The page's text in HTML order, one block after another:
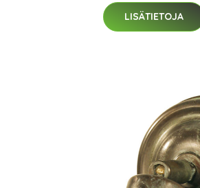
LISÄTIETOJA